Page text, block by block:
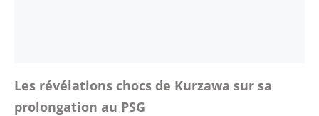
Les révélations chocs de Kurzawa sur sa
prolongation au PSG